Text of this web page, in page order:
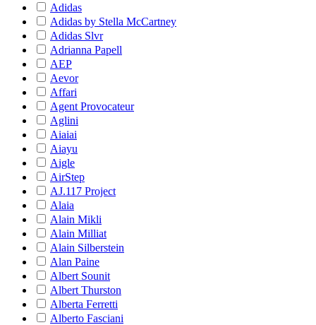
Adidas
Adidas by Stella McCartney
Adidas Slvr
Adrianna Papell
AEP
Aevor
Affari
Agent Provocateur
Aglini
Aiaiai
Aiayu
Aigle
AirStep
AJ.117 Project
Alaia
Alain Mikli
Alain Milliat
Alain Silberstein
Alan Paine
Albert Sounit
Albert Thurston
Alberta Ferretti
Alberto Fasciani